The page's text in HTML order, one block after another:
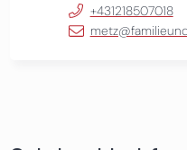
+431218507018